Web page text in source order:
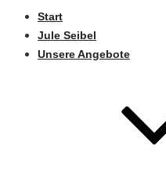
Start
Jule Seibel
Unsere Angebote